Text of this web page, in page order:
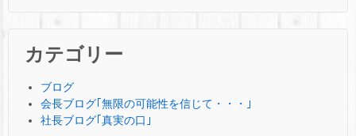
カテゴリー
ブログ
会長ブログ｢無限の可能性を信じて・・・｣
社長ブログ｢真実の口｣